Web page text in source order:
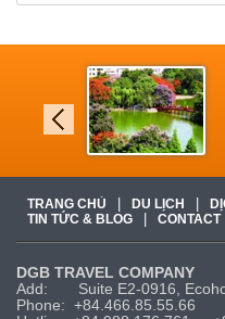
TRANG CHỦ | DU LỊCH |
TIN TỨC & BLOG | CONTACT
DGB TRAVEL COMPANY
Add: Suite E2-0916,
Phone: +84.466.85.55.66